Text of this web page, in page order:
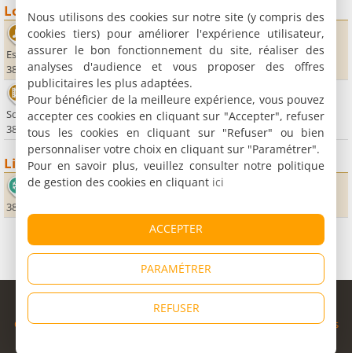
Loisirs
Salle de l'Oriel
Espace Charles de Gaulle
38760 Varces Allières et Risset
Cinéma le Jeu de Paume
Square de la Révolution
38220 Vizille
Lieux sportifs
Station de Lans en Vercors
38250 Lans-en-Vercors
© Copyright 1998 - 2026
Cybevasion|Mentions légales|Confidentialité|CGU|Informations
Nous utilisons des cookies sur notre site (y compris des
cookies tiers) pour améliorer l'expérience utilisateur,
assurer le bon fonctionnement du site, réaliser des
analyses d'audience et vous proposer des offres
publicitaires les plus adaptées.
Pour bénéficier de la meilleure expérience, vous pouvez
accepter ces cookies en cliquant sur "Accepter", refuser
tous les cookies en cliquant sur "Refuser" ou bien
personnaliser votre choix en cliquant sur "Paramétrer".
Pour en savoir plus, veuillez consulter notre politique
de gestion des cookies en cliquant ici
ACCEPTER
PARAMÉTRER
REFUSER